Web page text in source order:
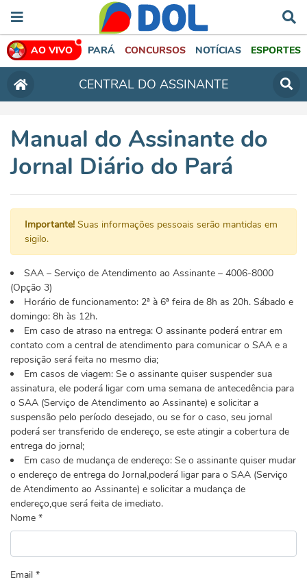
AO VIVO PARÁ CONCURSOS NOTÍCIAS ESPORTES
CENTRAL DO ASSINANTE
Manual do Assinante do
Jornal Diário do Pará
Importante! Suas informações pessoais serão mantidas em
sigilo.
SAA – Serviço de Atendimento ao Assinante – 4006-8000
(Opção 3)
Horário de funcionamento: 2ª à 6ª feira de 8h as 20h. Sábado e
domingo: 8h às 12h.
Em caso de atraso na entrega: O assinante poderá entrar em
contato com a central de atendimento para comunicar o SAA e a
reposição será feita no mesmo dia;
Em casos de viagem: Se o assinante quiser suspender sua
assinatura, ele poderá ligar com uma semana de antecedência para
o SAA (Serviço de Atendimento ao Assinante) e solicitar a
suspensão pelo período desejado, ou se for o caso, seu jornal
poderá ser transferido de endereço, se este atingir a cobertura de
entrega do jornal;
Em caso de mudança de endereço: Se o assinante quiser mudar
o endereço de entrega do Jornal,poderá ligar para o SAA (Serviço
de Atendimento ao Assinante) e solicitar a mudança de
endereço,que será feita de imediato.
Nome *
Email *